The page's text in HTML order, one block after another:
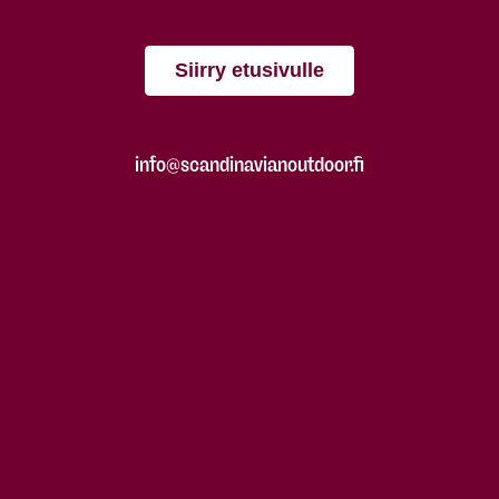
Siirry etusivulle
info@scandinavianoutdoor.fi